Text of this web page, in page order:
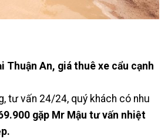
Thuận An, giá thuê xe cẩu cạnh
tư vấn 24/24, quý khách có nhu
gặp Mr Mậu tư vấn nhiệt